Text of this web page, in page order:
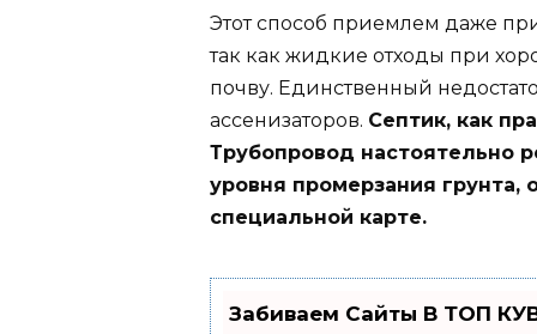
Этот способ приемлем даже
так как жидкие отходы при
почву. Единственный
ассенизаторов. Септик, как
Трубопровод настоятельно
уровня промерзания
специальной карте.
Забиваем Сайты В ТОП